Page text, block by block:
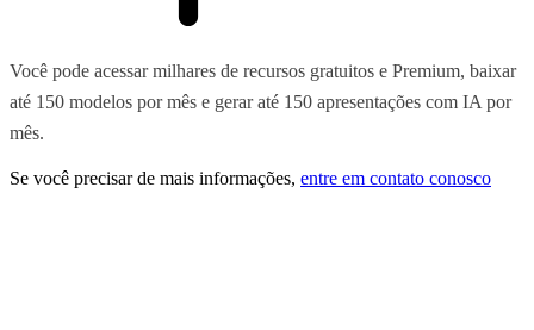
Você pode acessar milhares de recursos gratuitos e Premium, baixar
até 150 modelos por mês e gerar até 150 apresentações com IA por
mês.
Se você precisar de mais informações, entre em contato conosco